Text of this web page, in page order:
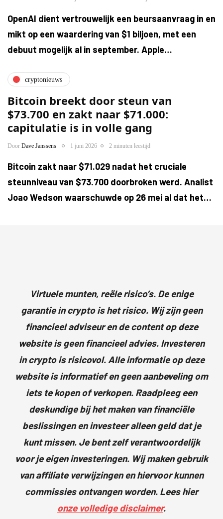
OpenAI dient vertrouwelijk een beursaanvraag in en
mikt op een waardering van $1 biljoen, met een
debuut mogelijk al in september. Apple…
cryptonieuws
Bitcoin breekt door steun van
$73.700 en zakt naar $71.000:
capitulatie is in volle gang
Door Dave Janssens 1 juni 2026 2 minuten leestijd
Bitcoin zakt naar $71.029 nadat het cruciale
steunniveau van $73.700 doorbroken werd. Analist
Joao Wedson waarschuwde op 26 mei al dat het…
Virtuele munten, reële risico’s. De enige
garantie in crypto is het risico. Wij zijn geen
financieel adviseur en de content op deze
website is geen financieel advies. Investeren
in crypto is risicovol. Alle informatie op deze
website is informatief en geen aanbeveling om
iets te kopen of verkopen. Raadpleeg een
deskundige bij het maken van financiële
beslissingen en investeer alleen geld dat je
kunt missen. Je bent zelf verantwoordelijk
voor je eigen investeringen. Wij maken gebruik
van affiliate verwijzingen en hiervoor kunnen
commissies ontvangen worden. Lees hier
onze volledige disclaimer.